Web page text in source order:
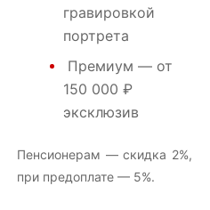
гравировкой
портрета
Премиум — от
150 000 ₽
эксклюзив
Пенсионерам — скидка 2%,
при предоплате — 5%.